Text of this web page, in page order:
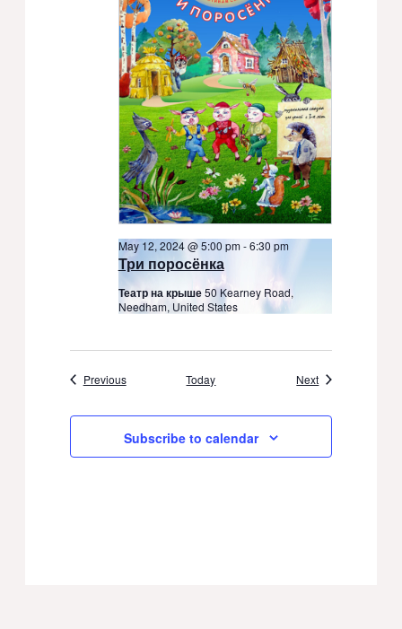
Три поросёнка
May 12, 2024 @ 5:00 pm-6:30 pm
Театр на крыше50 Kearney Road,
Needham, United States
PreviousEvents Today NextEvents
Subscribe to calendar